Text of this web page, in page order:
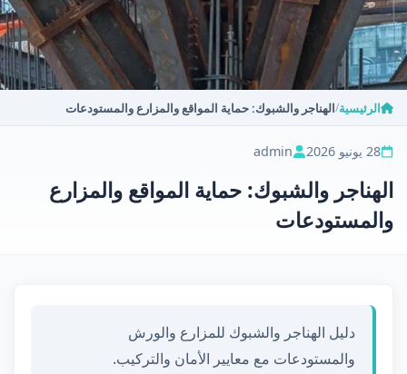
الرئيسية/الهناجر والشبوك: حماية المواقع والمزارع والمستودعات
28 يونيو 2026 admin
الهناجر والشبوك: حماية المواقع والمزارع
والمستودعات
دليل الهناجر والشبوك للمزارع والورش
والمستودعات مع معايير الأمان والتركيب.